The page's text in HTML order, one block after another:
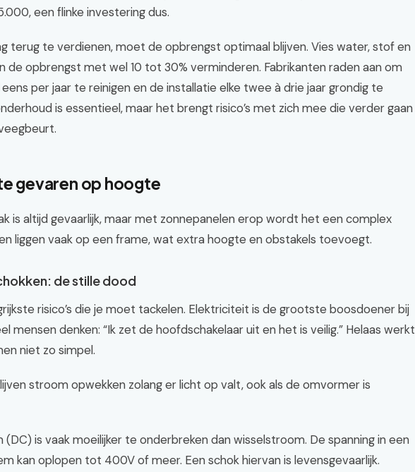
een flinke investering dus.
terug te verdienen, moet de opbrengst optimaal blijven. Vies water, stof en
de opbrengst met wel 10 tot 30% verminderen. Fabrikanten raden aan om
per jaar te reinigen en de installatie elke twee à drie jaar grondig te
is essentieel, maar het brengt risico’s met zich mee die verder gaan
gevaren op hoogte
is altijd gevaarlijk, maar met zonnepanelen erop wordt het een complex
liggen vaak op een frame, wat extra hoogte en obstakels toevoegt.
de stille dood
risico’s die je moet tackelen. Elektriciteit is de grootste boosdoener bij
mensen denken: “Ik zet de hoofdschakelaar uit en het is veilig.” Helaas werkt
niet zo simpel.
stroom opwekken zolang er licht op valt, ook als de omvormer is
(DC) is vaak moeilijker te onderbreken dan wisselstroom. De spanning in een
kan oplopen tot 400V of meer. Een schok hiervan is levensgevaarlijk.